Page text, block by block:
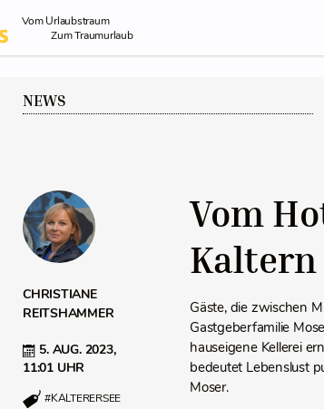
Vom Urlaubstraum
Zum Traumurlaub
NEWS
CHRISTIANE
REITSHAMMER
5. AUG. 2023,
11:01 UHR
#KALTERERSEE
Vom
Kaltern
Gäste, die zwischen
Gastgeberfamilie
hauseigene Kellerei
bedeutet Lebenslust
Moser.